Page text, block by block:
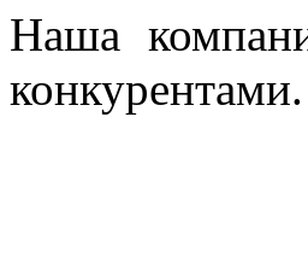
Наша